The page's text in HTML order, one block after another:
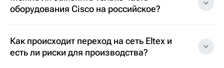
оборудования Cisco на российское?
Как происходит переход на сеть Eltex и
есть ли риски для производства?